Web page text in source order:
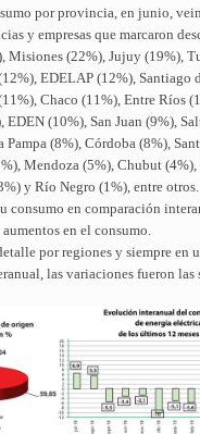
por provincia, en junio,
y empresas que marcaron
Misiones (22%), Jujuy (19%),
EDELAP (12%), Santiago
Chaco (11%), Entre Ríos
EDEN (10%), San Juan (9%),
Pampa (8%), Córdoba (8%),
Mendoza (5%), Chubut (4%),
y Río Negro (1%), entre
consumo en comparación
en el consumo.
por regiones y siempre en
las variaciones fueron las